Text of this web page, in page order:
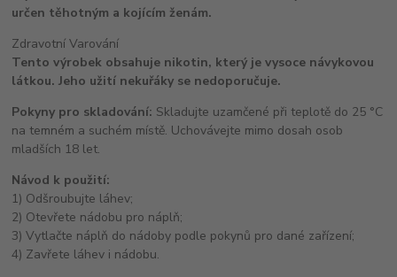
určen těhotným a kojícím ženám.
Zdravotní Varování
Tento výrobek obsahuje nikotin, který je vysoce návykovou
látkou. Jeho užití nekuřáky se nedoporučuje.
Pokyny pro skladování: Skladujte uzamčené při teplotě do 25 °C
na temném a suchém místě. Uchovávejte mimo dosah osob
mladších 18 let.
Návod k použití:
1) Odšroubujte láhev;
2) Otevřete nádobu pro náplň;
3) Vytlačte náplň do nádoby podle pokynů pro dané zařízení;
4) Zavřete láhev i nádobu.